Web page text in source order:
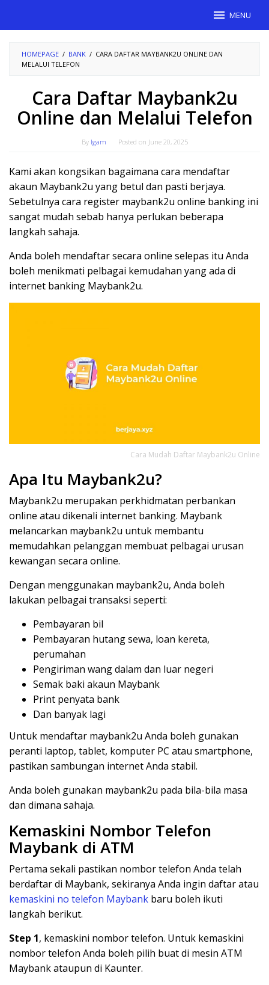
MENU
HOMEPAGE / BANK / CARA DAFTAR MAYBANK2U ONLINE DAN
MELALUI TELEFON
Cara Daftar Maybank2u
Online dan Melalui Telefon
By Igam Posted on June 20, 2025
Kami akan kongsikan bagaimana cara mendaftar
akaun Maybank2u yang betul dan pasti berjaya.
Sebetulnya cara register maybank2u online banking ini
sangat mudah sebab hanya perlukan beberapa
langkah sahaja.
Anda boleh mendaftar secara online selepas itu Anda
boleh menikmati pelbagai kemudahan yang ada di
internet banking Maybank2u.
Cara Mudah Daftar Maybank2u Online
Apa Itu Maybank2u?
Maybank2u merupakan perkhidmatan perbankan
online atau dikenali internet banking. Maybank
melancarkan maybank2u untuk membantu
memudahkan pelanggan membuat pelbagai urusan
kewangan secara online.
Dengan menggunakan maybank2u, Anda boleh
lakukan pelbagai transaksi seperti:
Pembayaran bil
Pembayaran hutang sewa, loan kereta,
perumahan
Pengiriman wang dalam dan luar negeri
Semak baki akaun Maybank
Print penyata bank
Dan banyak lagi
Untuk mendaftar maybank2u Anda boleh gunakan
peranti laptop, tablet, komputer PC atau smartphone,
pastikan sambungan internet Anda stabil.
Anda boleh gunakan maybank2u pada bila-bila masa
dan dimana sahaja.
Kemaskini Nombor Telefon
Maybank di ATM
Pertama sekali pastikan nombor telefon Anda telah
berdaftar di Maybank, sekiranya Anda ingin daftar atau
kemaskini no telefon Maybank baru boleh ikuti
langkah berikut.
Step 1, kemaskini nombor telefon. Untuk kemaskini
nombor telefon Anda boleh pilih buat di mesin ATM
Maybank ataupun di Kaunter.